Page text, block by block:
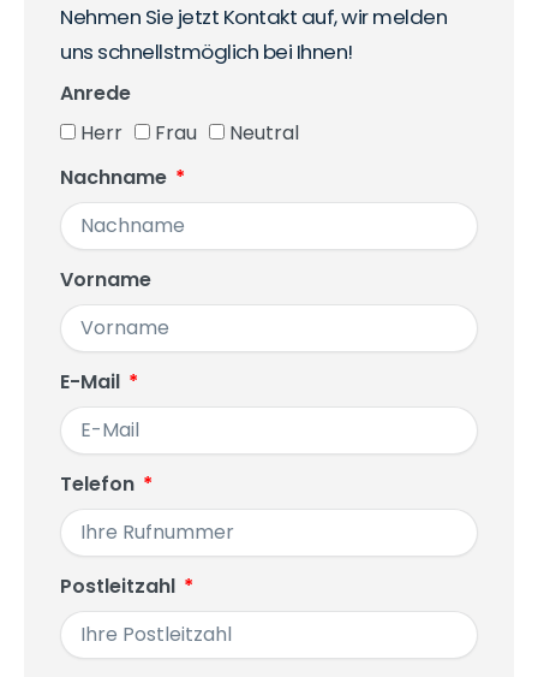
Nehmen Sie jetzt Kontakt auf, wir melden
uns schnellstmöglich bei Ihnen!
Anrede
Herr
Frau
Neutral
Nachname
Vorname
E-Mail
Telefon
Postleitzahl